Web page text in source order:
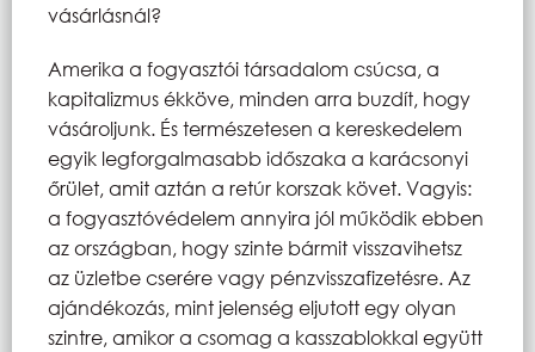
vásárlásnál?
Amerika a fogyasztói társadalom csúcsa, a
kapitalizmus ékköve, minden arra buzdít, hogy
vásároljunk. És természetesen a kereskedelem
egyik legforgalmasabb időszaka a karácsonyi
őrület, amit aztán a retúr korszak követ. Vagyis:
a fogyasztóvédelem annyira jól működik ebben
az országban, hogy szinte bármit visszavihetsz
az üzletbe cserére vagy pénzvisszafizetésre. Az
ajándékozás, mint jelenség eljutott egy olyan
szintre, amikor a csomag a kasszablokkal együtt